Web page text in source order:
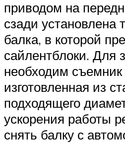
приводом на
сзади установлена
балка, в которой
сайлентблоки. Для
необходим
изготовленная из
подходящего
ускорения работы
снять балку с